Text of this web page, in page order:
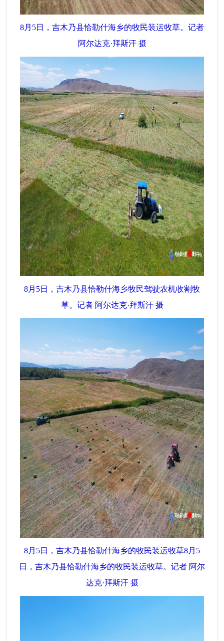
8月5日，吉木乃县恰勒什海乡的牧民装运牧草。记者
阿尔达克·拜斯汗 摄
8月5日，吉木乃县恰勒什海乡牧民驾驶农机收割牧
草。记者 阿尔达克·拜斯汗 摄
8月5日，吉木乃县恰勒什海乡的牧民装运牧草8月5
日，吉木乃县恰勒什海乡的牧民装运牧草。记者 阿尔
达克·拜斯汗 摄